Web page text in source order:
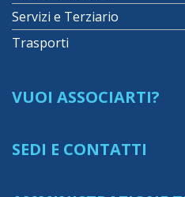
Servizi e Terziario
Trasporti
VUOI ASSOCIARTI?
SEDI E CONTATTI